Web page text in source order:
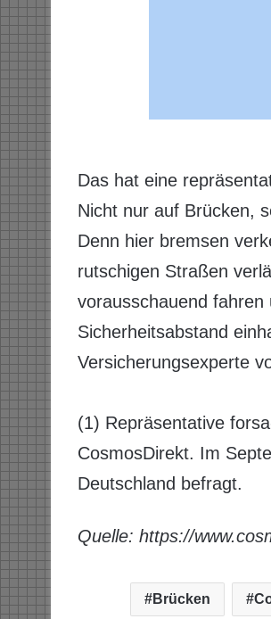
Das hat eine
Nicht nur auf Brücken,
Denn hier bremsen
rutschigen Straßen
vorausschauend
Sicherheitsabstand
Versicherungsexperte
(1) Repräsentative
CosmosDirekt. Im
Deutschland befragt.
Quelle: https://
Brücken